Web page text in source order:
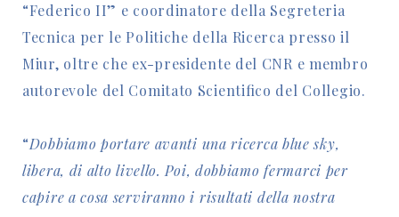
“Federico II” e coordinatore della Segreteria
Tecnica per le Politiche della Ricerca presso il
Miur, oltre che ex-presidente del CNR e membro
autorevole del Comitato Scientifico del Collegio.
“Dobbiamo portare avanti una ricerca blue sky,
libera, di alto livello. Poi, dobbiamo fermarci per
capire a cosa serviranno i risultati della nostra